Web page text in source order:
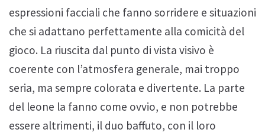
espressioni facciali che fanno sorridere e situazioni
che si adattano perfettamente alla comicità del
gioco. La riuscita dal punto di vista visivo è
coerente con l’atmosfera generale, mai troppo
seria, ma sempre colorata e divertente. La parte
del leone la fanno come ovvio, e non potrebbe
essere altrimenti, il duo baffuto, con il loro